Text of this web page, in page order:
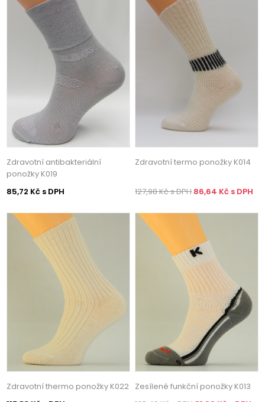
Zdravotní antibakteriální
ponožky K019
85,72 Kč s DPH
Zdravotní termo ponožky K014
127,98 Kč s DPH86,64 Kč s DPH
Zdravotní thermo ponožky K022 Zesílené funkční ponožky K013